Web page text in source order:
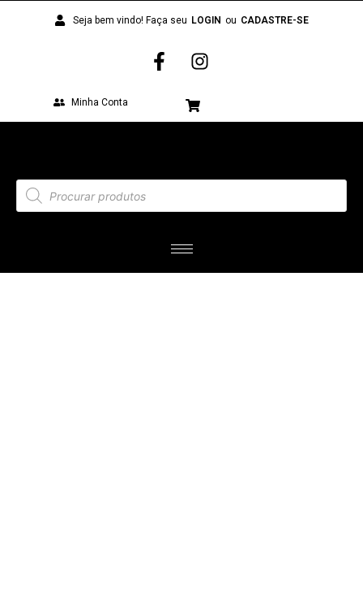
Seja bem vindo! Faça seu LOGIN ou CADASTRE-SE
Minha Conta